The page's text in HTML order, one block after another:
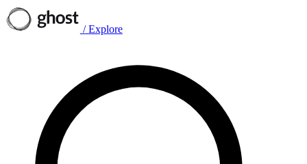
/ Explore